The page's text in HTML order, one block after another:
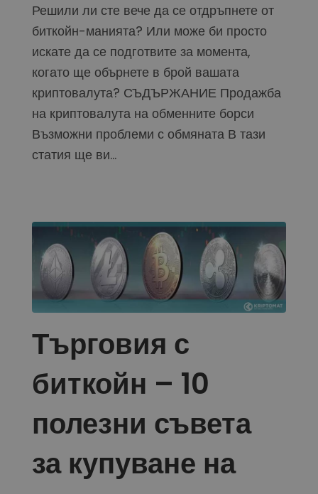
Решили ли сте вече да се отдръпнете от
биткойн-манията? Или може би просто
искате да се подготвите за момента,
когато ще обърнете в брой вашата
криптовалута? СЪДЪРЖАНИЕ Продажба
на криптовалута на обменните борси
Възможни проблеми с обмяната В тази
статия ще ви...
Търговия с
биткойн – 10
полезни съвета
за купуване на